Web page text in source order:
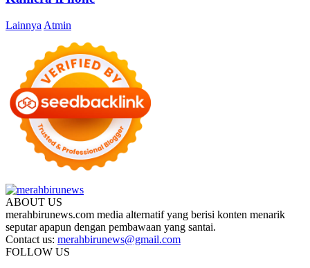
Lainnya Atmin
ABOUT US
merahbirunews.com media alternatif yang berisi konten menarik
seputar apapun dengan pembawaan yang santai.
Contact us: merahbirunews@gmail.com
FOLLOW US